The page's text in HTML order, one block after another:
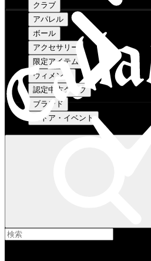
クラブ
アパレル
ボール
アクセサリー
限定アイテム
ウィメンズ
認定中古クラブ
ブランド
ストア・イベント